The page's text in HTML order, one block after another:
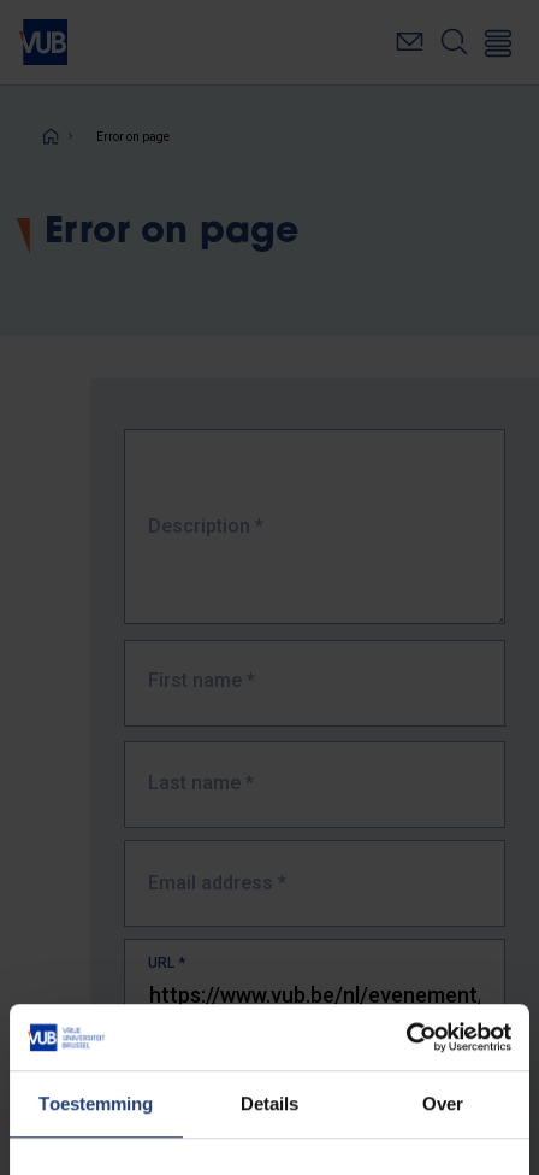
Toestemming Details Over
Skip
main
Breadcrumb
Error on page
Error on page
Description *
First name *
Last name *
Email address *
URL *
The full URL of the page where you encountered the error.